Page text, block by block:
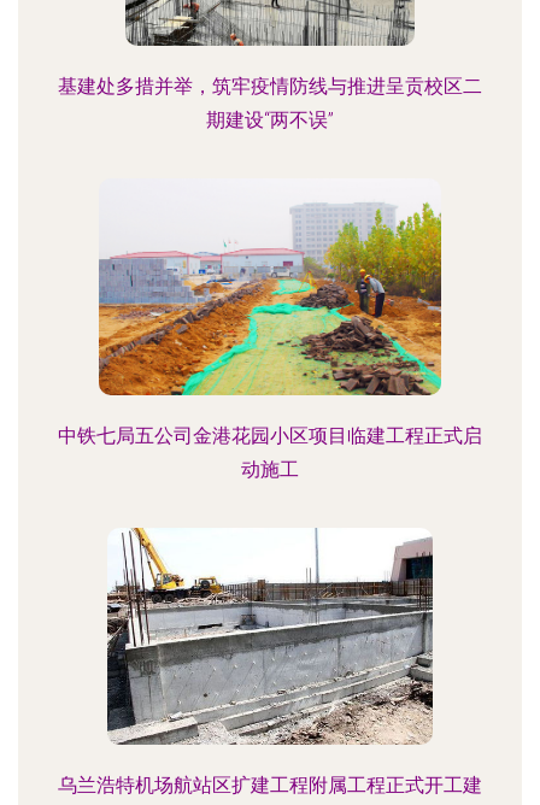
基建处多措并举，筑牢疫情防线与推进呈贡校区二
期建设“两不误”
中铁七局五公司金港花园小区项目临建工程正式启
动施工
乌兰浩特机场航站区扩建工程附属工程正式开工建